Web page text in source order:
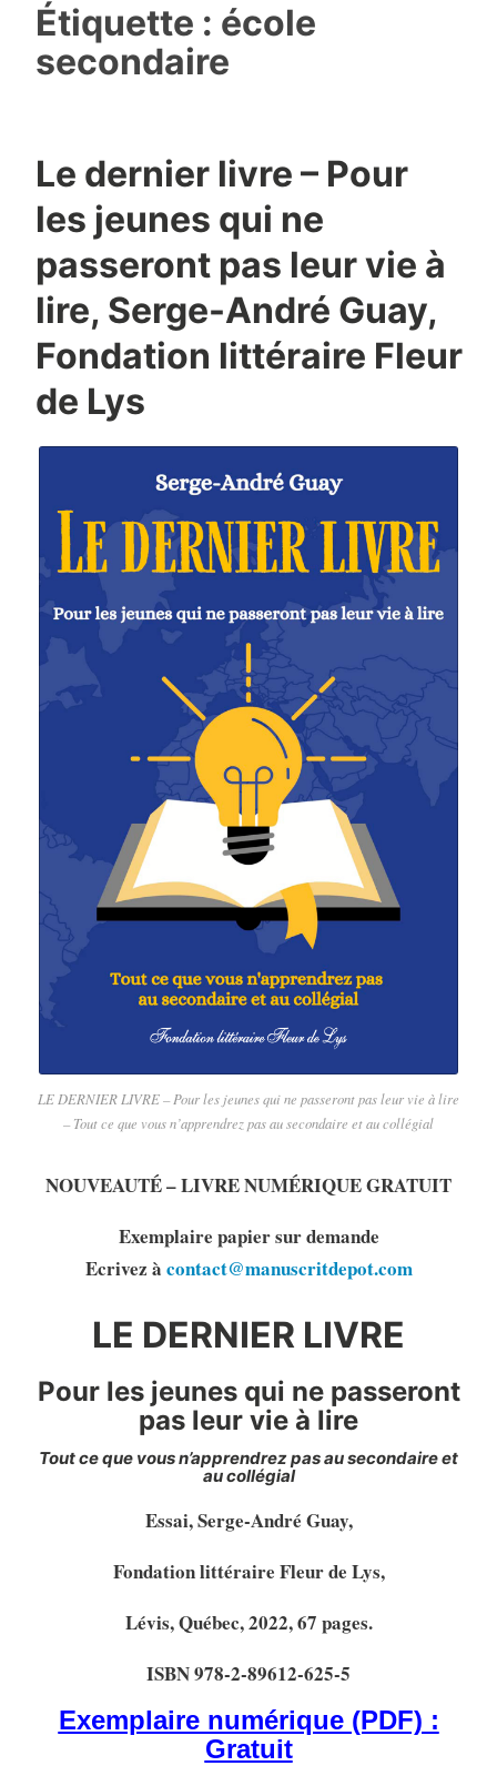
Étiquette : école
secondaire
Le dernier livre – Pour
les jeunes qui ne
passeront pas leur vie à
lire, Serge-André Guay,
Fondation littéraire Fleur
de Lys
LE DERNIER LIVRE – Pour les jeunes qui ne passeront pas leur vie à lire
– Tout ce que vous n’apprendrez pas au secondaire et au collégial
NOUVEAUTÉ – LIVRE NUMÉRIQUE GRATUIT
Exemplaire papier sur demande
Ecrivez à contact@manuscritdepot.com
LE DERNIER LIVRE
Pour les jeunes qui ne passeront
pas leur vie à lire
Tout ce que vous n’apprendrez pas au secondaire et
au collégial
Essai, Serge-André Guay,
Fondation littéraire Fleur de Lys,
Lévis, Québec, 2022, 67 pages.
ISBN 978-2-89612-625-5
Exemplaire numérique (PDF) :
Gratuit